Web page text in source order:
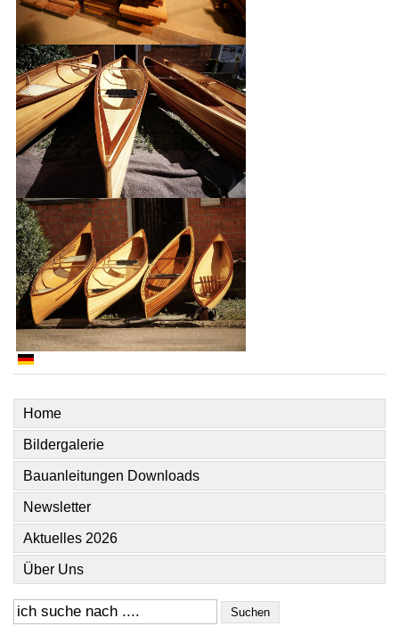
Home
Bildergalerie
Bauanleitungen Downloads
Newsletter
Aktuelles 2026
Über Uns
Suchen